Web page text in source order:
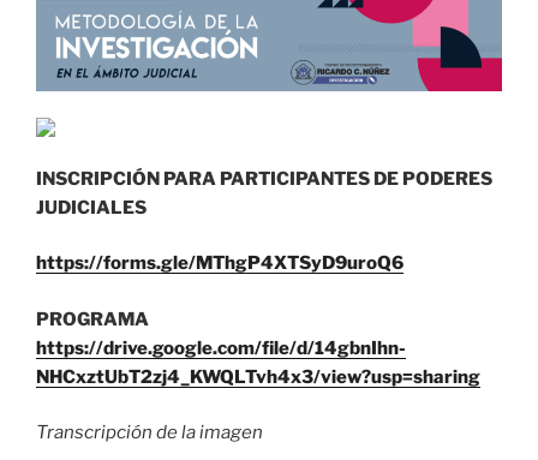
INSCRIPCIÓN PARA PARTICIPANTES DE PODERES
JUDICIALES
https://forms.gle/MThgP4XTSyD9uroQ6
PROGRAMA
https://drive.google.com/file/d/14gbnIhn-
NHCxztUbT2zj4_KWQLTvh4x3/view?usp=sharing
Transcripción de la imagen